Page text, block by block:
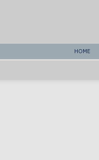
HOME